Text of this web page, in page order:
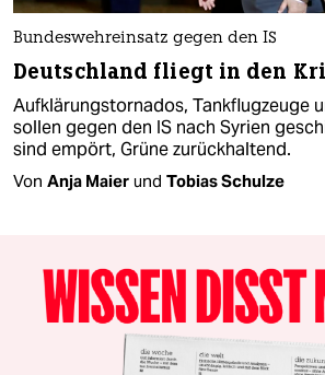
Bundeswehreinsatz gegen den IS
Deutschland fliegt in den
Aufklärungstornados, Tankflugzeuge
sollen gegen den IS nach Syrien
sind empört, Grüne zurückhaltend.
Von Anja Maier und Tobias Schulze